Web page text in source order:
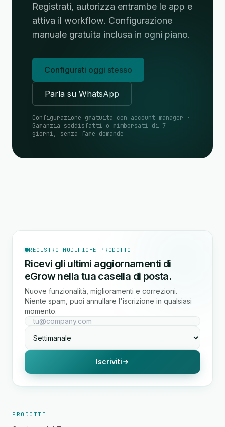
Registrati, autorizza entrambe le app e
attiva il workflow. Configurazione
manuale gratuita inclusa in ogni piano.
Configurati oggi stesso
Parla su WhatsApp
Configurazione gratuita con account manager ·
Garanzia soddisfatti o rimborsati di 7
giorni, senza fare domande
REGISTRO MODIFICHE PRODOTTO
Ricevi gli ultimi aggiornamenti di
eGrow nella tua casella di posta.
Nuove funzionalità, miglioramenti e correzioni.
Niente spam, puoi annullare l'iscrizione in qualsiasi
momento.
Iscriviti
PRODOTTI